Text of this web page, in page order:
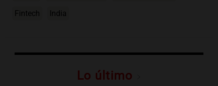
Fintech India
Lo último